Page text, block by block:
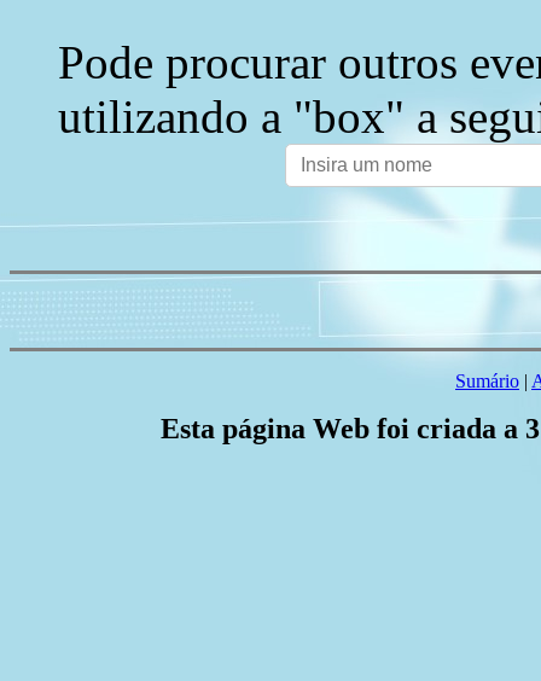
Pode procurar outros
utilizando a "box" a
Sumário |
Esta página Web foi criada a